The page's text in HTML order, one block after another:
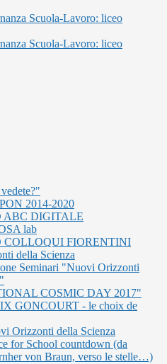
Scuola-Lavoro: liceo
Scuola-Lavoro: liceo
2014-2020
ABC DIGITALE
lab
COLLOQUI FIORENTINI
della Scienza
Seminari "Nuovi Orizzonti
COSMIC DAY 2017"
GONCOURT - le choix de
Orizzonti della Scienza
for School countdown (da
von Braun, verso le stelle…)